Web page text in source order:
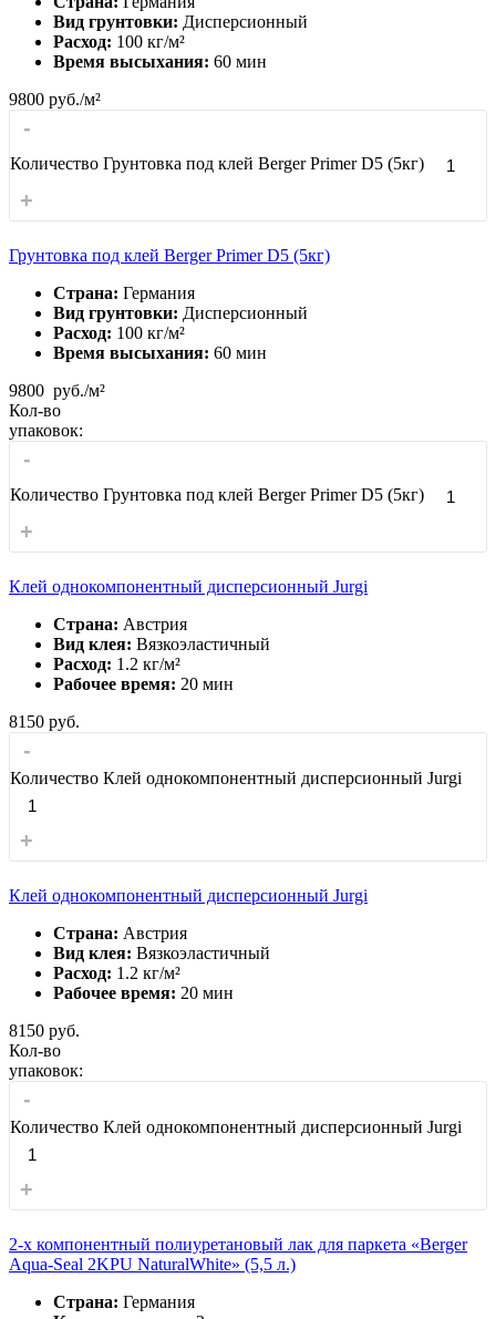
Вид грунтовки: Дисперсионный
Расход: 100 кг/м²
Время высыхания: 60 мин
9800 руб./м²
-
Количество Грунтовка под клей Berger Primer D5 (5кг)
+
Грунтовка под клей Berger Primer D5 (5кг)
Страна: Германия
Вид грунтовки: Дисперсионный
Расход: 100 кг/м²
Время высыхания: 60 мин
9800 руб./м²
Кол-во
упаковок:
-
Количество Грунтовка под клей Berger Primer D5 (5кг)
+
Клей однокомпонентный дисперсионный Jurgi
Страна: Австрия
Вид клея: Вязкоэластичный
Расход: 1.2 кг/м²
Рабочее время: 20 мин
8150 руб.
-
Количество Клей однокомпонентный дисперсионный Jurgi
+
Клей однокомпонентный дисперсионный Jurgi
Страна: Австрия
Вид клея: Вязкоэластичный
Расход: 1.2 кг/м²
Рабочее время: 20 мин
8150 руб.
Кол-во
упаковок:
-
Количество Клей однокомпонентный дисперсионный Jurgi
+
2-х компонентный полиуретановый лак для паркета «Berger
Aqua-Seal 2KPU NaturalWhite» (5,5 л.)
Страна: Германия